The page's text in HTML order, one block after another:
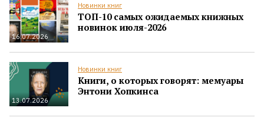
16.07.2026
Новинки книг
ТОП-10 самых ожидаемых книжных
новинок июля-2026
13.07.2026
Новинки книг
Книги, о которых говорят: мемуары
Энтони Хопкинса